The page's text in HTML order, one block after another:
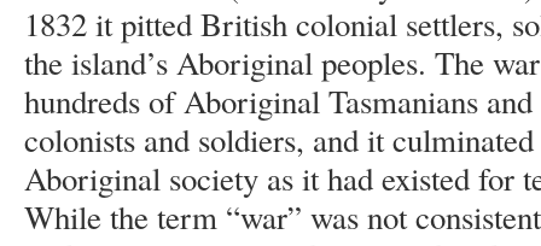
1832 it pitted British colonial settlers,
the island’s Aboriginal peoples. The
hundreds of Aboriginal Tasmanians
colonists and soldiers, and it
Aboriginal society as it had existed for
While the term “war” was not